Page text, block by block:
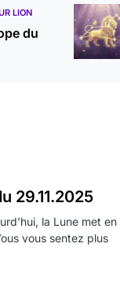
LION
du
29.11.2025
la Lune met en
vous sentez plus